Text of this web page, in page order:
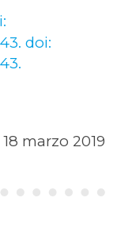
doi:
marzo 2019